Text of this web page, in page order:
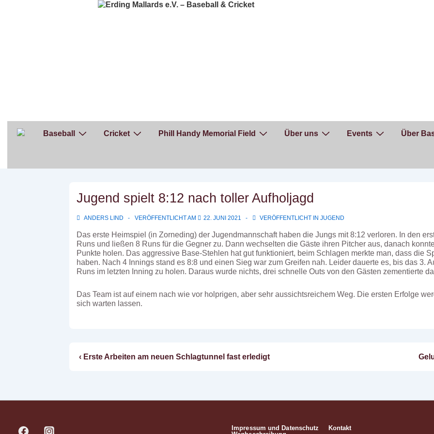
Baseball
Cricket Phill Handy Memorial Field Über uns Events Über
Jugend spielt 8:12 nach toller Aufholjagd
ANDERS LIND VERÖFFENTLICHT AM 22. JUNI 2021 VERÖFFENTLICHT IN JUGEND
Das erste Heimspiel (in Zorneding) der Jugendmannschaft haben die Jungs mit 8:12 verloren. In den
Runs und ließen 8 Runs für die Gegner zu. Dann wechselten die Gäste ihren Pitcher aus, danach
Punkte holen. Das aggressive Base-Stehlen hat gut funktioniert, beim Schlagen merkte man, dass die
haben. Nach 4 Innings stand es 8:8 und einen Sieg war zum Greifen nah. Leider dauerte es, bis das 3.
Runs im letzten Inning zu holen. Daraus wurde nichts, drei schnelle Outs von den Gästen zementierte
Das Team ist auf einem nach wie vor holprigen, aber sehr aussichtsreichem Weg. Die ersten Erfolge
sich warten lassen.
Beitragsnavigation
Vorheriger
‹ Erste Arbeiten am neuen Schlagtunnel fast erledigt
Impressum und Datenschutz
Kontakt